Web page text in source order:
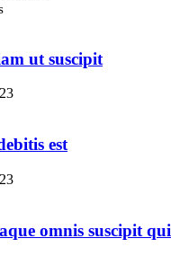
ut suscipit
est
omnis suscipit qui